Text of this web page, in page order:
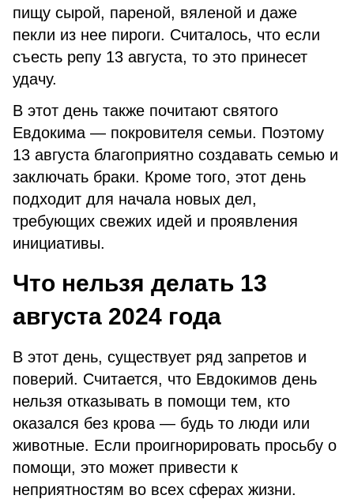
пищу сырой, пареной, вяленой и даже
пекли из нее пироги. Считалось, что если
съесть репу 13 августа, то это принесет
удачу.
В этот день также почитают святого
Евдокима — покровителя семьи. Поэтому
13 августа благоприятно создавать семью и
заключать браки. Кроме того, этот день
подходит для начала новых дел,
требующих свежих идей и проявления
инициативы.
Что нельзя делать 13
августа 2024 года
В этот день, существует ряд запретов и
поверий. Считается, что Евдокимов день
нельзя отказывать в помощи тем, кто
оказался без крова — будь то люди или
животные. Если проигнорировать просьбу о
помощи, это может привести к
неприятностям во всех сферах жизни.